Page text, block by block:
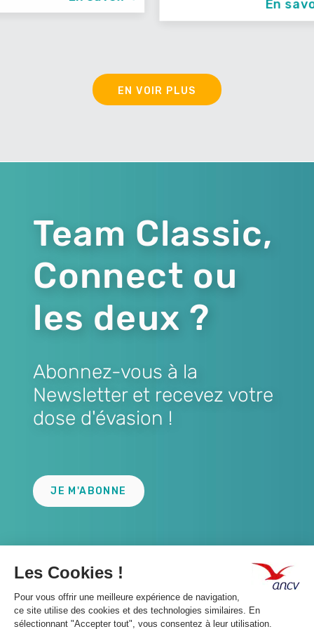
EN VOIR PLUS
Team Classic,
Connect ou
les deux ?
Abonnez-vous à la
Newsletter et recevez votre
dose d'évasion !
JE M'ABONNE